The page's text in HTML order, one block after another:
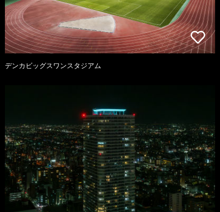
デンカビッグスワンスタジアム